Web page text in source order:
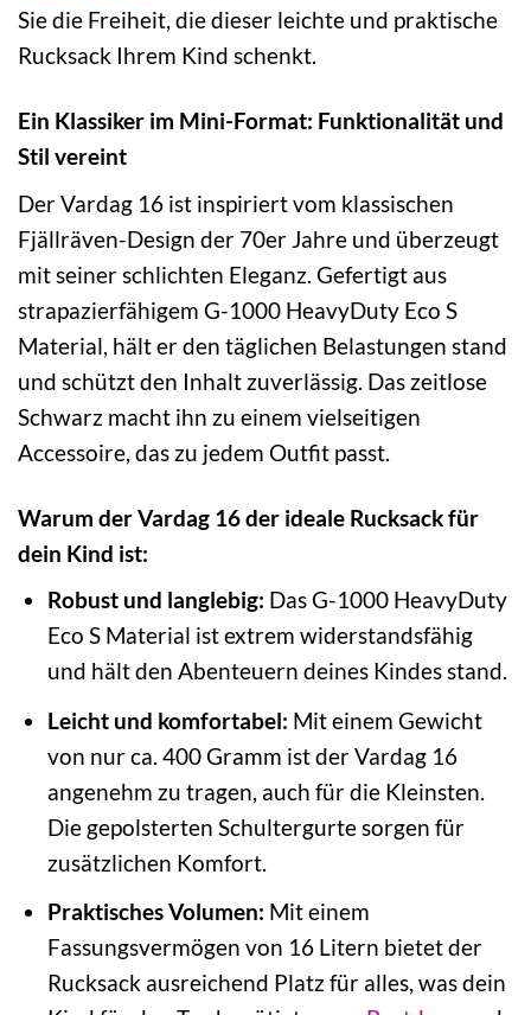
Sie die Freiheit, die dieser leichte und praktische
Rucksack Ihrem Kind schenkt.
Ein Klassiker im Mini-Format: Funktionalität und
Stil vereint
Der Vardag 16 ist inspiriert vom klassischen
Fjällräven-Design der 70er Jahre und überzeugt
mit seiner schlichten Eleganz. Gefertigt aus
strapazierfähigem G-1000 HeavyDuty Eco S
Material, hält er den täglichen Belastungen stand
und schützt den Inhalt zuverlässig. Das zeitlose
Schwarz macht ihn zu einem vielseitigen
Accessoire, das zu jedem Outfit passt.
Warum der Vardag 16 der ideale Rucksack für
dein Kind ist:
Robust und langlebig: Das G-1000 HeavyDuty
Eco S Material ist extrem widerstandsfähig
und hält den Abenteuern deines Kindes stand.
Leicht und komfortabel: Mit einem Gewicht
von nur ca. 400 Gramm ist der Vardag 16
angenehm zu tragen, auch für die Kleinsten.
Die gepolsterten Schultergurte sorgen für
zusätzlichen Komfort.
Praktisches Volumen: Mit einem
Fassungsvermögen von 16 Litern bietet der
Rucksack ausreichend Platz für alles, was dein